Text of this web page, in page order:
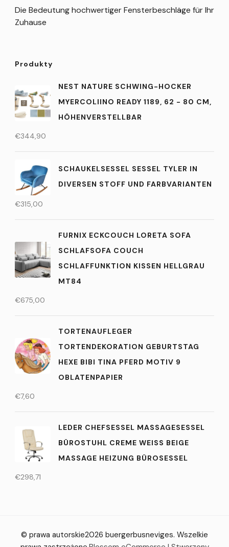
Die Bedeutung hochwertiger Fensterbeschläge für Ihr
Zuhause
Produkty
NEST NATURE SCHWING-HOCKER
MYERCOLIINO READY 1189, 62 - 80 CM,
HÖHENVERSTELLBAR
€344,90
SCHAUKELSESSEL SESSEL TYLER IN
DIVERSEN STOFF UND FARBVARIANTEN
€315,00
FURNIX ECKCOUCH LORETA SOFA
SCHLAFSOFA COUCH
SCHLAFFUNKTION KISSEN HELLGRAU
MT84
€675,00
TORTENAUFLEGER
TORTENDEKORATION GEBURTSTAG
HEXE BIBI TINA PFERD MOTIV 9
OBLATENPAPIER
€7,60
LEDER CHEFSESSEL MASSAGESESSEL
BÜROSTUHL CREME WEISS BEIGE
MASSAGE HEIZUNG BÜROSESSEL
€298,71
© prawa autorskie2026 buergerbusneviges. Wszelkie